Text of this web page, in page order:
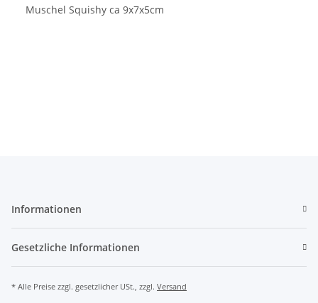
Muschel Squishy ca 9x7x5cm
Informationen
Gesetzliche Informationen
* Alle Preise zzgl. gesetzlicher USt., zzgl. Versand